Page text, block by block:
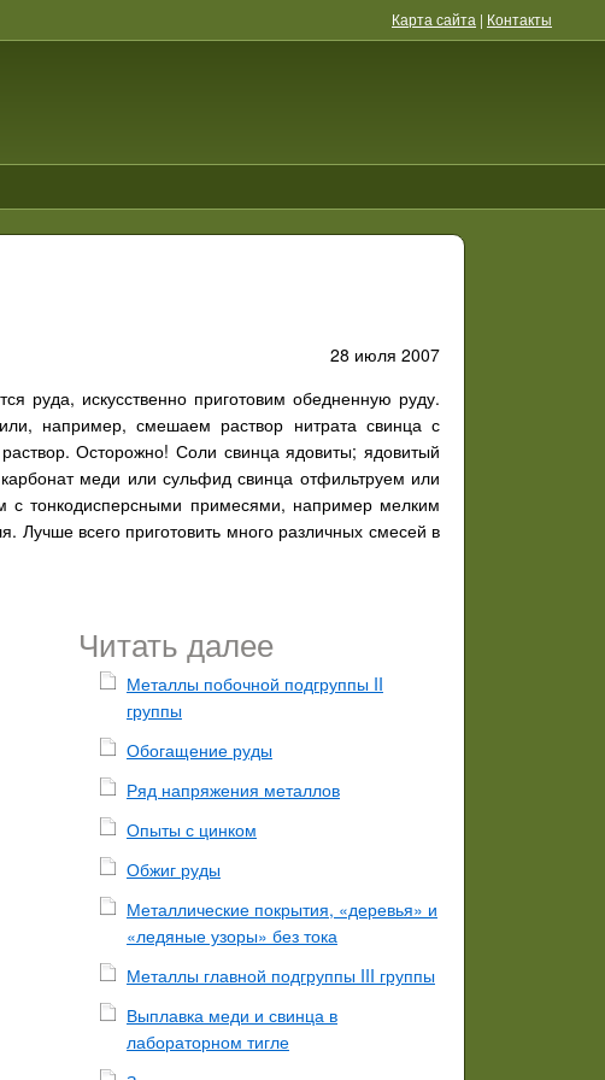
Карта сайта | Контакты
28 июля 2007
руда, искусственно приготовим обедненную руду.
например, смешаем раствор нитрата свинца с
Осторожно! Соли свинца ядовиты; ядовитый
меди или сульфид свинца отфильтруем или
тонкодисперсными примесями, например мелким
Лучше всего приготовить много различных смесей в
Читать далее
Металлы побочной подгруппы II
группы
Обогащение руды
Ряд напряжения металлов
Опыты с цинком
Обжиг руды
Металлические покрытия, «деревья» и
«ледяные узоры» без тока
Металлы главной подгруппы III группы
Выплавка меди и свинца в
лабораторном тигле